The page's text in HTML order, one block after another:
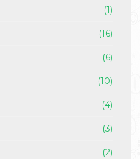
(1)
(16)
(6)
(10)
(4)
(3)
(2)